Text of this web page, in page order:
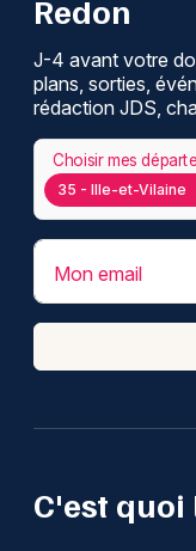
C'est quoi
Redon
J-4 avant votre
plans, sorties,
rédaction JDS,
35 - Ille-et-Vilaine
Choisir mes
Mon email